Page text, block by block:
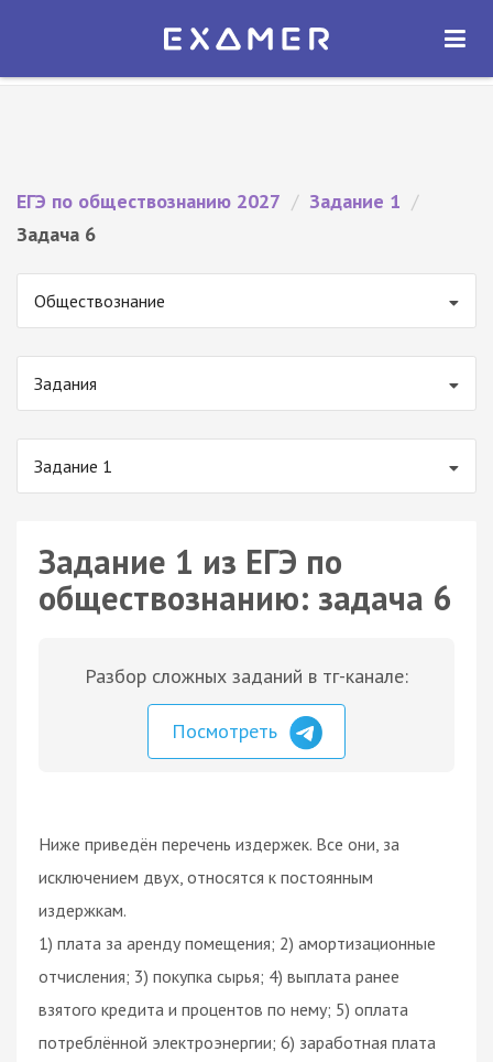
Экзамер — ЕГЭ 2027
ОТКРЫТЬ
ЕГЭ по обществознанию 2027 / Задание 1 /
Задача 6
Обществознание
Задания
Задание 1
Задание 1 из ЕГЭ по
обществознанию: задача 6
Разбор сложных заданий в тг-канале:
Посмотреть
Ниже приведён перечень издержек. Все они, за
исключением двух, относятся к постоянным
издержкам.
1) плата за аренду помещения; 2) амортизационные
отчисления; 3) покупка сырья; 4) выплата ранее
взятого кредита и процентов по нему; 5) оплата
потреблённой электроэнергии; 6) заработная плата